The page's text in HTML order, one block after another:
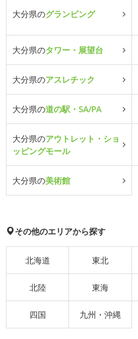
大分県のグランピング
大分県のタワー・展望台
大分県のアスレチック
大分県の道の駅・SA/PA
大分県のアウトレット・ショ
ッピングモール
大分県の美術館
その他のエリアから探す
北海道 東北
北陸 東海
四国 九州・沖縄